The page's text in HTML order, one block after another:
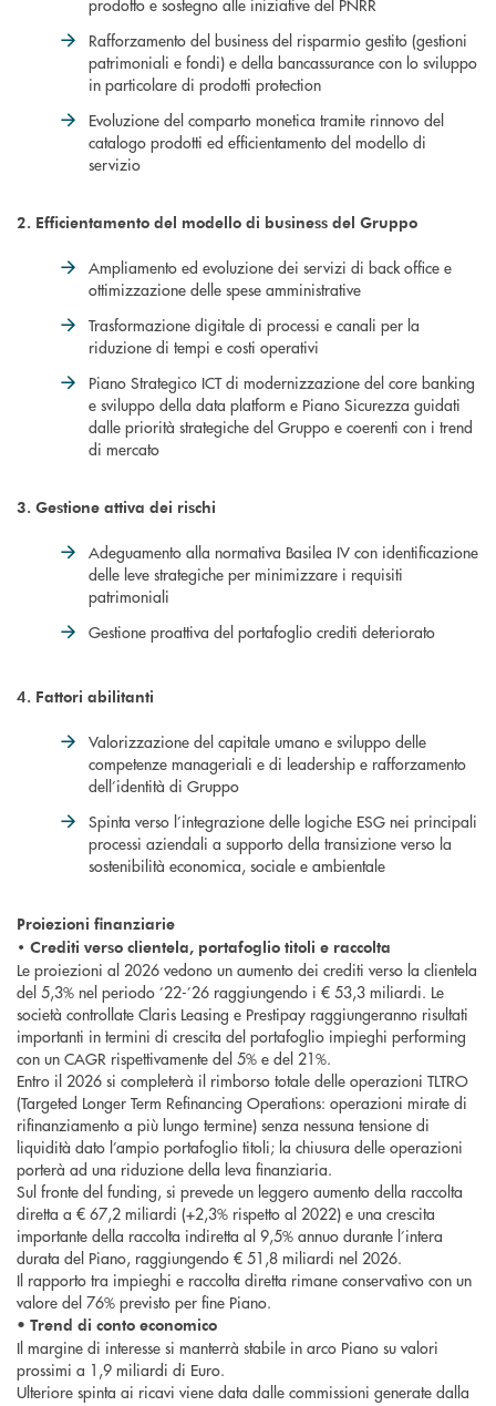
prodotto e sostegno alle iniziative del PNRR
Rafforzamento del business del risparmio gestito (gestioni
patrimoniali e fondi) e della bancassurance con lo sviluppo
in particolare di prodotti protection
Evoluzione del comparto monetica tramite rinnovo del
catalogo prodotti ed efficientamento del modello di
servizio
2. Efficientamento del modello di business del Gruppo
Ampliamento ed evoluzione dei servizi di back office e
ottimizzazione delle spese amministrative
Trasformazione digitale di processi e canali per la
riduzione di tempi e costi operativi
Piano Strategico ICT di modernizzazione del core banking
e sviluppo della data platform e Piano Sicurezza guidati
dalle priorità strategiche del Gruppo e coerenti con i trend
di mercato
3. Gestione attiva dei rischi
Adeguamento alla normativa Basilea IV con identificazione
delle leve strategiche per minimizzare i requisiti
patrimoniali
Gestione proattiva del portafoglio crediti deteriorato
4. Fattori abilitanti
Valorizzazione del capitale umano e sviluppo delle
competenze manageriali e di leadership e rafforzamento
dell’identità di Gruppo
Spinta verso l’integrazione delle logiche ESG nei principali
processi aziendali a supporto della transizione verso la
sostenibilità economica, sociale e ambientale
Proiezioni finanziarie
• Crediti verso clientela, portafoglio titoli e raccolta
Le proiezioni al 2026 vedono un aumento dei crediti verso la clientela
del 5,3% nel periodo ’22-’26 raggiungendo i € 53,3 miliardi. Le
società controllate Claris Leasing e Prestipay raggiungeranno risultati
importanti in termini di crescita del portafoglio impieghi performing
con un CAGR rispettivamente del 5% e del 21%.
Entro il 2026 si completerà il rimborso totale delle operazioni TLTRO
(Targeted Longer Term Refinancing Operations: operazioni mirate di
rifinanziamento a più lungo termine) senza nessuna tensione di
liquidità dato l’ampio portafoglio titoli; la chiusura delle operazioni
porterà ad una riduzione della leva finanziaria.
Sul fronte del funding, si prevede un leggero aumento della raccolta
diretta a € 67,2 miliardi (+2,3% rispetto al 2022) e una crescita
importante della raccolta indiretta al 9,5% annuo durante l’intera
durata del Piano, raggiungendo € 51,8 miliardi nel 2026.
Il rapporto tra impieghi e raccolta diretta rimane conservativo con un
valore del 76% previsto per fine Piano.
• Trend di conto economico
Il margine di interesse si manterrà stabile in arco Piano su valori
prossimi a 1,9 miliardi di Euro.
Ulteriore spinta ai ricavi viene data dalle commissioni generate dalla